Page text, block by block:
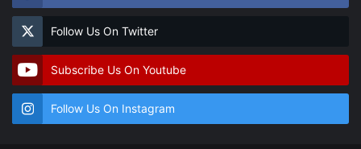
Follow Us On Twitter
Subscribe Us On Youtube
Follow Us On Instagram